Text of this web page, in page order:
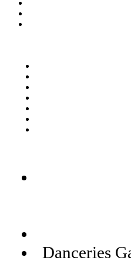
Danceries